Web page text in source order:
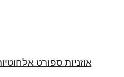
אוזניות ספורט